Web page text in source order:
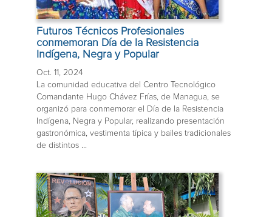
Futuros Técnicos Profesionales
conmemoran Día de la Resistencia
Indígena, Negra y Popular
Oct. 11, 2024
La comunidad educativa del Centro Tecnológico
Comandante Hugo Chávez Frías, de Managua, se
organizó para conmemorar el Día de la Resistencia
Indígena, Negra y Popular, realizando presentación
gastronómica, vestimenta típica y bailes tradicionales
de distintos ...